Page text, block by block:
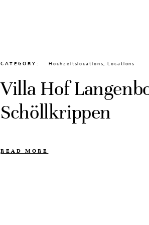
CATEGORY Hochzeitslocations,Locations
Villa Hof
Schöllkrippen
READ MORE